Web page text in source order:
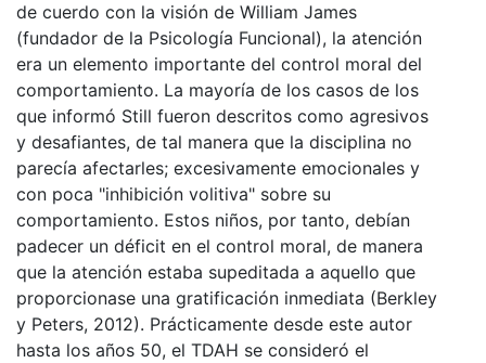
de cuerdo con la visión de William James
(fundador de la Psicología Funcional), la atención
era un elemento importante del control moral del
comportamiento. La mayoría de los casos de los
que informó Still fueron descritos como agresivos
y desafiantes, de tal manera que la disciplina no
parecía afectarles; excesivamente emocionales y
con poca "inhibición volitiva" sobre su
comportamiento. Estos niños, por tanto, debían
padecer un déficit en el control moral, de manera
que la atención estaba supeditada a aquello que
proporcionase una gratificación inmediata (Berkley
y Peters, 2012). Prácticamente desde este autor
hasta los años 50, el TDAH se consideró el